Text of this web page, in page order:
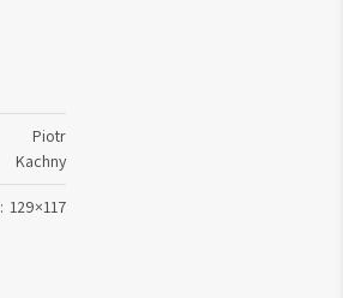
Piotr
Kachny
129×117